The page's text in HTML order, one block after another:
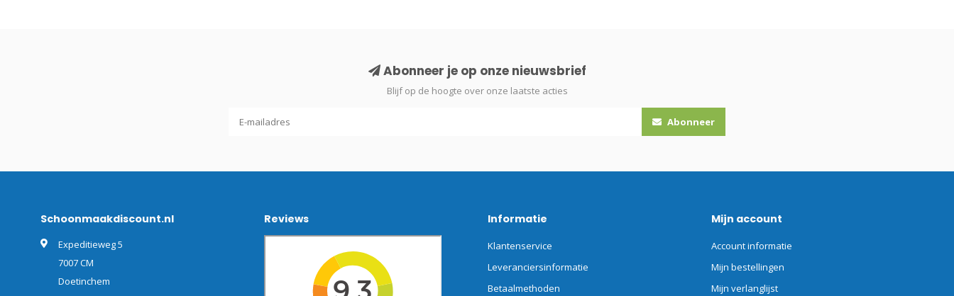
Abonneer je op onze nieuwsbrief
Blijf op de hoogte over onze laatste acties
Abonneer
Schoonmaakdiscount.nl
Expeditieweg 5
7007 CM
Doetinchem
Reviews Informatie
Klantenservice
Leveranciersinformatie
Betaalmethoden
Mijn account
Account informatie
Mijn bestellingen
Mijn verlanglijst